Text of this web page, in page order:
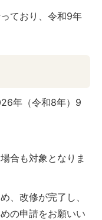
ており、令和9年
年（令和8年）9
合も対象となりま
、改修が完了し、
の申請をお願いい